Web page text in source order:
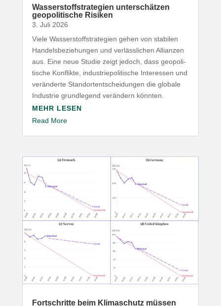
Wasser­stoff­stra­tegien unter­schätzen
geopo­li­tische Risiken
3. Juli 2026
Viele Wasser­stoff­stra­tegien gehen von stabilen
Handels­be­zie­hungen und verläss­lichen Allianzen
aus. Eine neue Studie zeigt jedoch, dass geopo­li­
tische Konflikte, indus­trie­po­li­tische Inter­essen und
verän­derte Stand­ort­ent­schei­dungen die globale
Industrie grund­legend verändern könnten.
MEHR LESEN
Read More
Fort­schritte beim Klima­schutz müssen